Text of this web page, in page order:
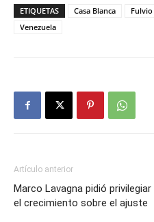
ETIQUETAS Casa Blanca
Venezuela
Artículo anterior
Marco Lavagna pidió privilegiar
el crecimiento sobre el ajuste